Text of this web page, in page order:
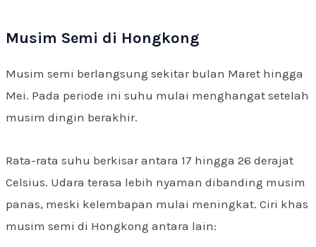
Musim Semi di Hongkong
Musim semi berlangsung sekitar bulan Maret hingga
Mei. Pada periode ini suhu mulai menghangat setelah
musim dingin berakhir.
Rata-rata suhu berkisar antara 17 hingga 26 derajat
Celsius. Udara terasa lebih nyaman dibanding musim
panas, meski kelembapan mulai meningkat. Ciri khas
musim semi di Hongkong antara lain: